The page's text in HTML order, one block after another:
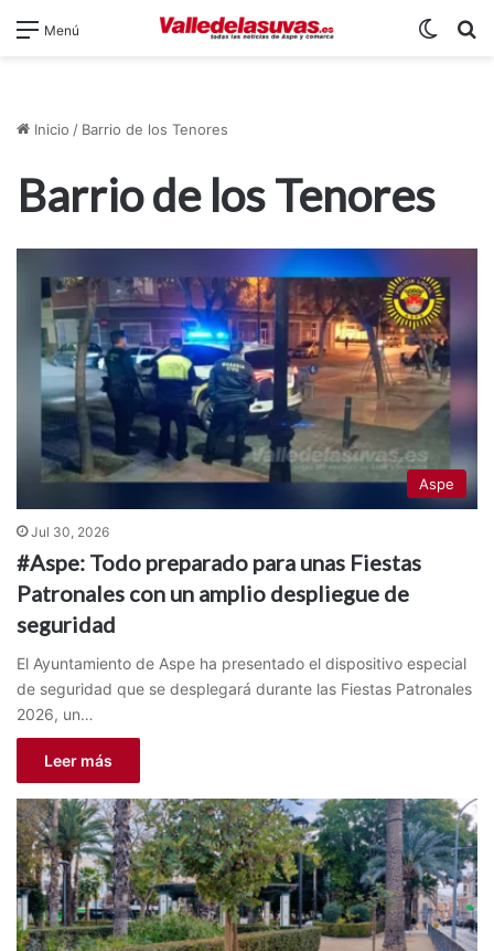
Menú
Inicio / Barrio de los Tenores
Barrio de los Tenores
Aspe
Jul 30, 2026
#Aspe: Todo preparado para unas Fiestas
Patronales con un amplio despliegue de
seguridad
El Ayuntamiento de Aspe ha presentado el dispositivo especial
de seguridad que se desplegará durante las Fiestas Patronales
2026, un…
Leer más